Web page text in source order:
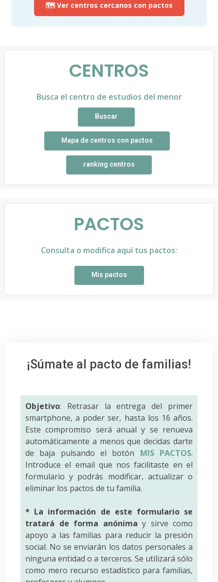
🗺️ Ver centros cercanos con pactos
CENTROS
Busca el centro de estudios del menor
Buscar
Mapa de centros con pactos
ranking centros
PACTOS
Consulta o modifica aquí tus pactos:
Mis pactos
¡Súmate al pacto de familias!
Objetivo: Retrasar la entrega del primer
smartphone, a poder ser, hasta los 16 años.
Este compromiso será anual y se renueva
automáticamente a menos que decidas darte
de baja pulsando el botón MIS PACTOS.
Introduce el email que nos facilitaste en el
formulario y podrás modificar, actualizar o
eliminar los pactos de tu familia.
* La información de este formulario se
tratará de forma anónima y sirve como
apoyo a las familias para reducir la presión
social. No se enviarán los datos personales a
ninguna entidad o a terceros. Se utilizará sólo
como mero recurso estadístico para familias,